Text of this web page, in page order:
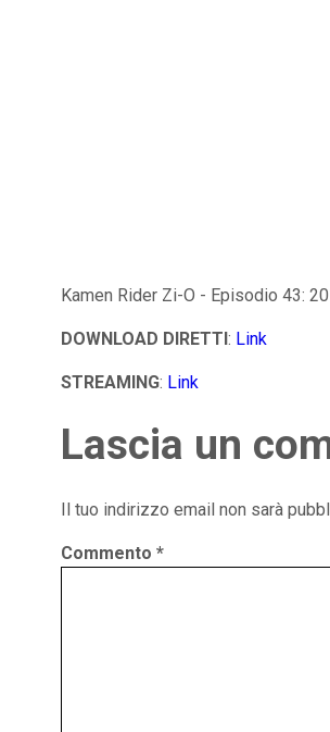
Kamen Rider Zi-O - Episodio 43:
DOWNLOAD DIRETTI: Link
STREAMING: Link
Lascia un
Il tuo indirizzo email non sarà
Commento *